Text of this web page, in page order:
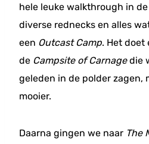
hele leuke walkthrough in
diverse rednecks en alles
een Outcast Camp. Het doet
de Campsite of Carnagedie
geleden in de polder zagen,
mooier.
Daarna gingen we naar The